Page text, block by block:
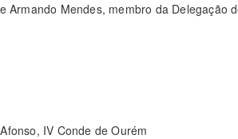
Armando Mendes, membro da Delegação
IV Conde de Ourém